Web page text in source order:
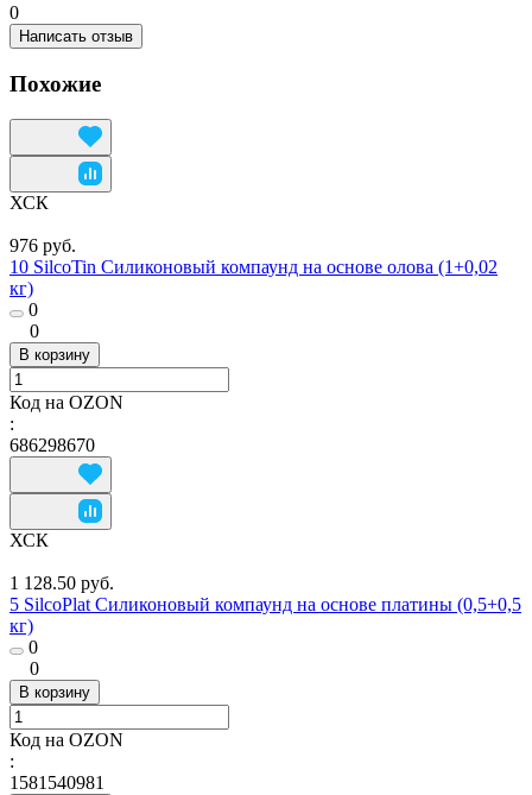
0
Написать отзыв
Похожие
ХСК
976 руб.
10 SilcoTin Силиконовый компаунд на основе олова (1+0,02
кг)
0
0
В корзину
Код на OZON
:
686298670
ХСК
1 128.50 руб.
5 SilcoPlat Силиконовый компаунд на основе платины (0,5+0,5
кг)
0
0
В корзину
Код на OZON
:
1581540981